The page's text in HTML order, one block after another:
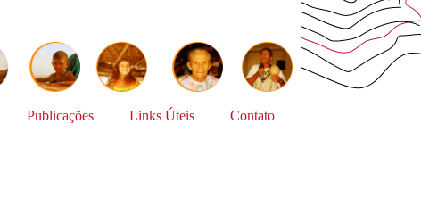
Publicações Links Úteis Contato